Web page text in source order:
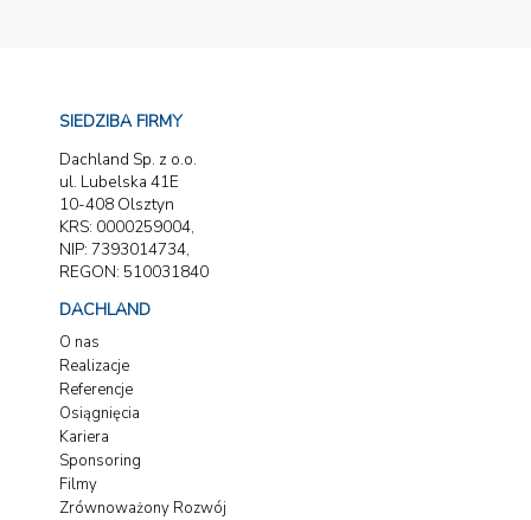
SIEDZIBA FIRMY
Dachland Sp. z o.o.
ul. Lubelska 41E
10-408 Olsztyn
KRS: 0000259004,
NIP: 7393014734,
REGON: 510031840
DACHLAND
O nas
Realizacje
Referencje
Osiągnięcia
Kariera
Sponsoring
Filmy
Zrównoważony Rozwój